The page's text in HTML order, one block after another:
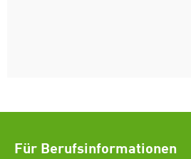
Für Berufsinformationen